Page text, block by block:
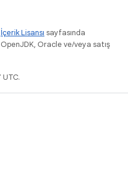
İçerik Lisansı sayfasında
Oracle ve/veya satış